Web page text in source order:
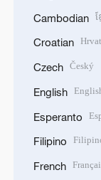
Cambodian ខ្
Croatian
Czech Český
English
Esperanto
Filipino
French